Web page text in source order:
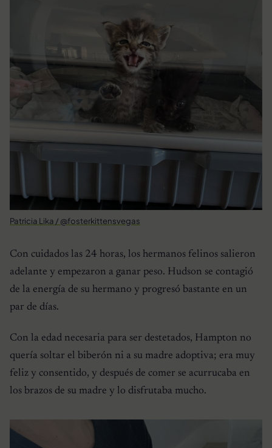
Patricia Lika / @fosterkittensvegas
Con cuidados las 24 horas, los hermanos felinos salieron
adelante y empezaron a ganar peso. Hudson se contagió
de la energía de su hermano y progresó bastante en un
par de días.
Con la edad necesaria para ser destetados, Hampton no
quería soltar el biberón ni a su madre adoptiva; era muy
feliz y consentido, y después de comer se acurrucaba en
los brazos de su madre y lo disfrutaba mucho.